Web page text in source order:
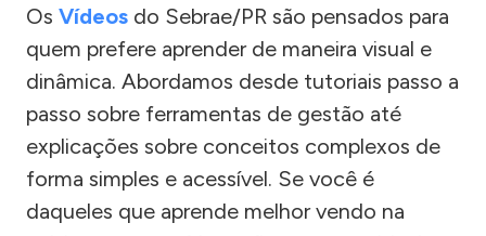
Os Vídeos do Sebrae/PR são pensados para
quem prefere aprender de maneira visual e
dinâmica. Abordamos desde tutoriais passo a
passo sobre ferramentas de gestão até
explicações sobre conceitos complexos de
forma simples e acessível. Se você é
daqueles que aprende melhor vendo na